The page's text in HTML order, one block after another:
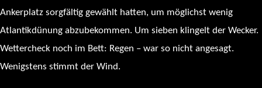
Ankerplatz sorgfältig gewählt hatten, um möglichst wenig
Atlantikdünung abzubekommen. Um sieben klingelt der Wecker.
Wettercheck noch im Bett: Regen – war so nicht angesagt.
Wenigstens stimmt der Wind.